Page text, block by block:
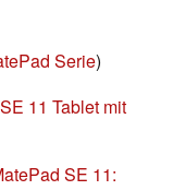
Serie)
11 Tablet mit
SE 11: